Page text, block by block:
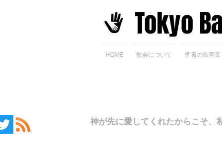
​Tokyo
HOME 教会について 聖書の御言葉
神が先に愛してくれたからこそ、